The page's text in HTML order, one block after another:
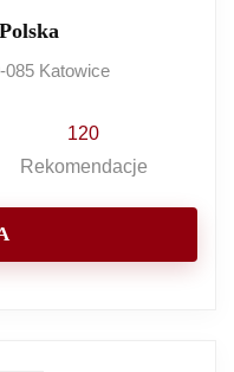
Katowice
120
Rekomendacje